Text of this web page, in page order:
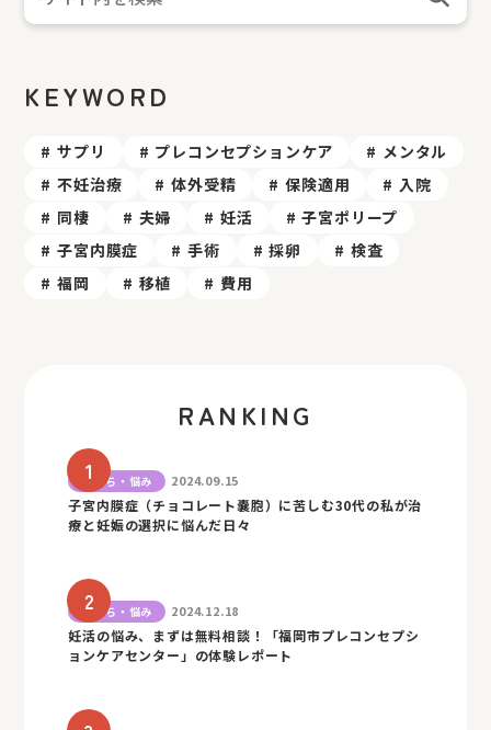
KEYWORD
サプリ プレコンセプションケア
メンタル
不妊治療
体外受精 保険適用
入院
同棲
夫婦 妊活
子宮ポリープ
子宮内膜症
手術 採卵
検査
福岡
移植 費用
RANKING
気持ち・悩み 2024.09.15
子宮内膜症（チョコレート嚢胞）に苦しむ30代の私が治
療と妊娠の選択に悩んだ日々
気持ち・悩み 2024.12.18
妊活の悩み、まずは無料相談！「福岡市プレコンセプシ
ョンケアセンター」の体験レポート